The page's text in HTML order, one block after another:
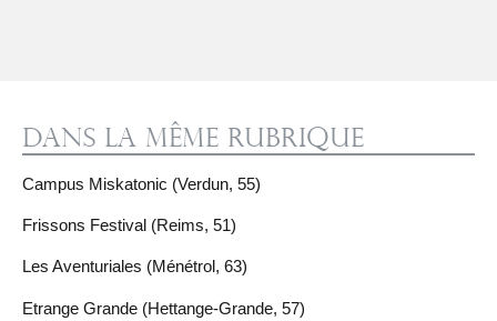
Dans la même rubrique
Campus Miskatonic (Verdun, 55)
Frissons Festival (Reims, 51)
Les Aventuriales (Ménétrol, 63)
Etrange Grande (Hettange-Grande, 57)